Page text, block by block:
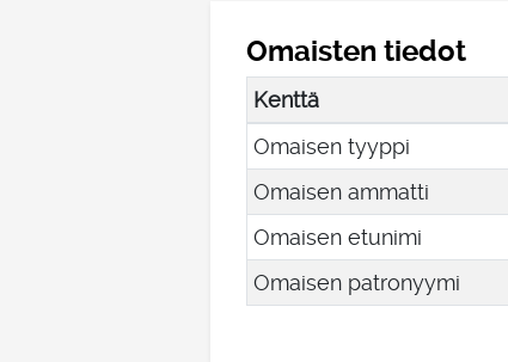
Omaisten tiedot
Kenttä
Omaisen tyyppi
Omaisen ammatti
Omaisen etunimi
Omaisen patronyymi